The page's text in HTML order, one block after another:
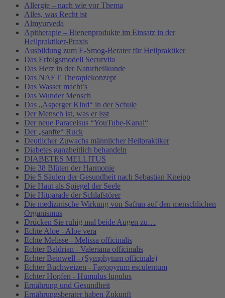
Allergie – nach wie vor Thema
Alles, was Recht ist
Almyurveda
Apitherapie – Bienenprodukte im Einsatz in der
Heilpraktiker-Praxis
Ausbildung zum E-Smog-Berater für Heilpraktiker
Das Erfolgsmodell Securvita
Das Herz in der Naturheilkunde
Das NAET Therapiekonzept
Das Wasser macht’s
Das Wunder Mensch
Das „Asperger Kind“ in der Schule
Der Mensch ist, was er isst
Der neue Paracelsus “YouTube-Kanal“
Der „sanfte“ Ruck
Deutlicher Zuwachs männlicher Heilpraktiker
Diabetes ganzheitlich behandeln
DIABETES MELLITUS
Die 38 Blüten der Harmonie
Die 5 Säulen der Gesundheit nach Sebastian Kneipp
Die Haut als Spiegel der Seele
Die Hitparade der Schlafstörer
Die medizinische Wirkung von Safran auf den menschlichen
Organismus
Drücken Sie ruhig mal beide Augen zu…
Echte Aloe - Aloe vera
Echte Melisse - Melissa officinalis
Echter Baldrian - Valeriana officinalis
Echter Beinwell - (Symphytum officinale)
Echter Buchweizen - Fagopyrum esculentum
Echter Hopfen - Humulus lupulus
Ernährung und Gesundheit
Ernährungsberater haben Zukunft